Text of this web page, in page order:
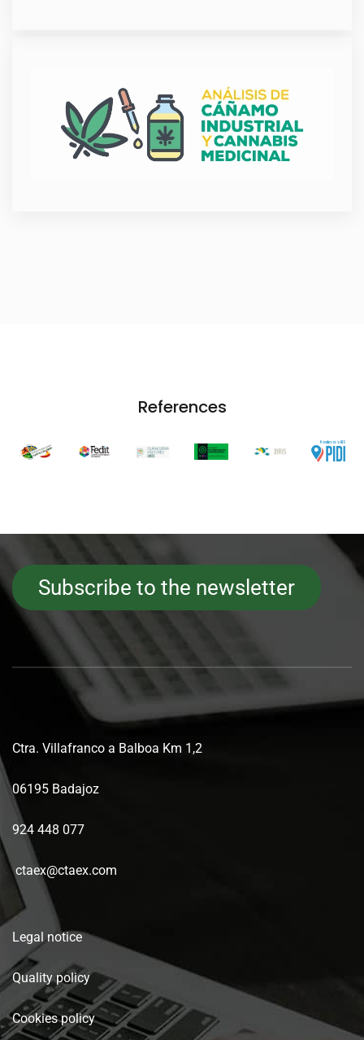
References
Subscribe to the newsletter
Ctra. Villafranco a Balboa Km 1,2
06195 Badajoz
924 448 077
ctaex@ctaex.com
Legal notice
Quality policy
Cookies policy